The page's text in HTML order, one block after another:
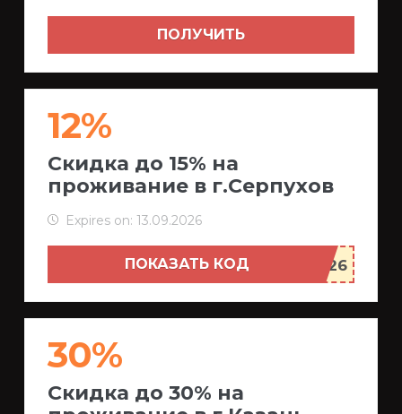
ПОЛУЧИТЬ
12%
Скидка до 15% на
проживание в г.Серпухов
Expires on: 13.09.2026
ПОКАЗАТЬ КОД
30%
Скидка до 30% на